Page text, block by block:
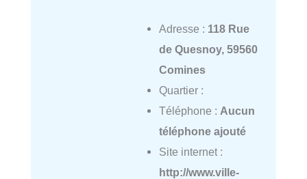
Adresse : 118 Rue
de Quesnoy, 59560
Comines
Quartier :
Téléphone : Aucun
téléphone ajouté
Site internet :
http://www.ville-